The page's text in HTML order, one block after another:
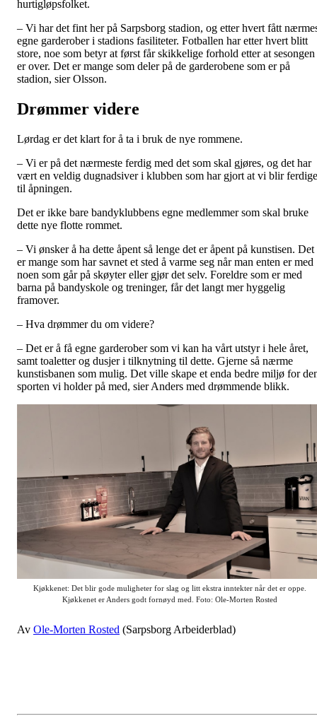
hurtigløpsfolket.
– Vi har det fint her på Sarpsborg stadion, og etter hvert fått
egne garderober i stadions fasiliteter. Fotballen har etter hvert blitt
store, noe som betyr at først får skikkelige forhold etter at sesongen
er over. Det er mange som deler på de garderobene som er på
stadion, sier Olsson.
Drømmer videre
Lørdag er det klart for å ta i bruk de nye rommene.
– Vi er på det nærmeste ferdig med det som skal gjøres, og det har
vært en veldig dugnadsiver i klubben som har gjort at vi blir ferdige
til åpningen.
Det er ikke bare bandyklubbens egne medlemmer som skal bruke
dette nye flotte rommet.
– Vi ønsker å ha dette åpent så lenge det er åpent på kunstisen. Det
er mange som har savnet et sted å varme seg når man enten er med
noen som går på skøyter eller gjør det selv. Foreldre som er med
barna på bandyskole og treninger, får det langt mer hyggelig
framover.
– Hva drømmer du om videre?
– Det er å få egne garderober som vi kan ha vårt utstyr i hele året,
samt toaletter og dusjer i tilknytning til dette. Gjerne så nærme
kunstisbanen som mulig. Det ville skape et enda bedre miljø for
sporten vi holder på med, sier Anders med drømmende blikk.
Kjøkkenet: Det blir gode muligheter for slag og litt ekstra inntekter når det er oppe.
Kjøkkenet er Anders godt fornøyd med. Foto: Ole-Morten Rosted
Av Ole-Morten Rosted (Sarpsborg Arbeiderblad)